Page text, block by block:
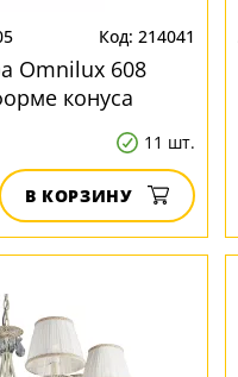
214041
Omnilux 608
конуса
11 шт.
В КОРЗИНУ